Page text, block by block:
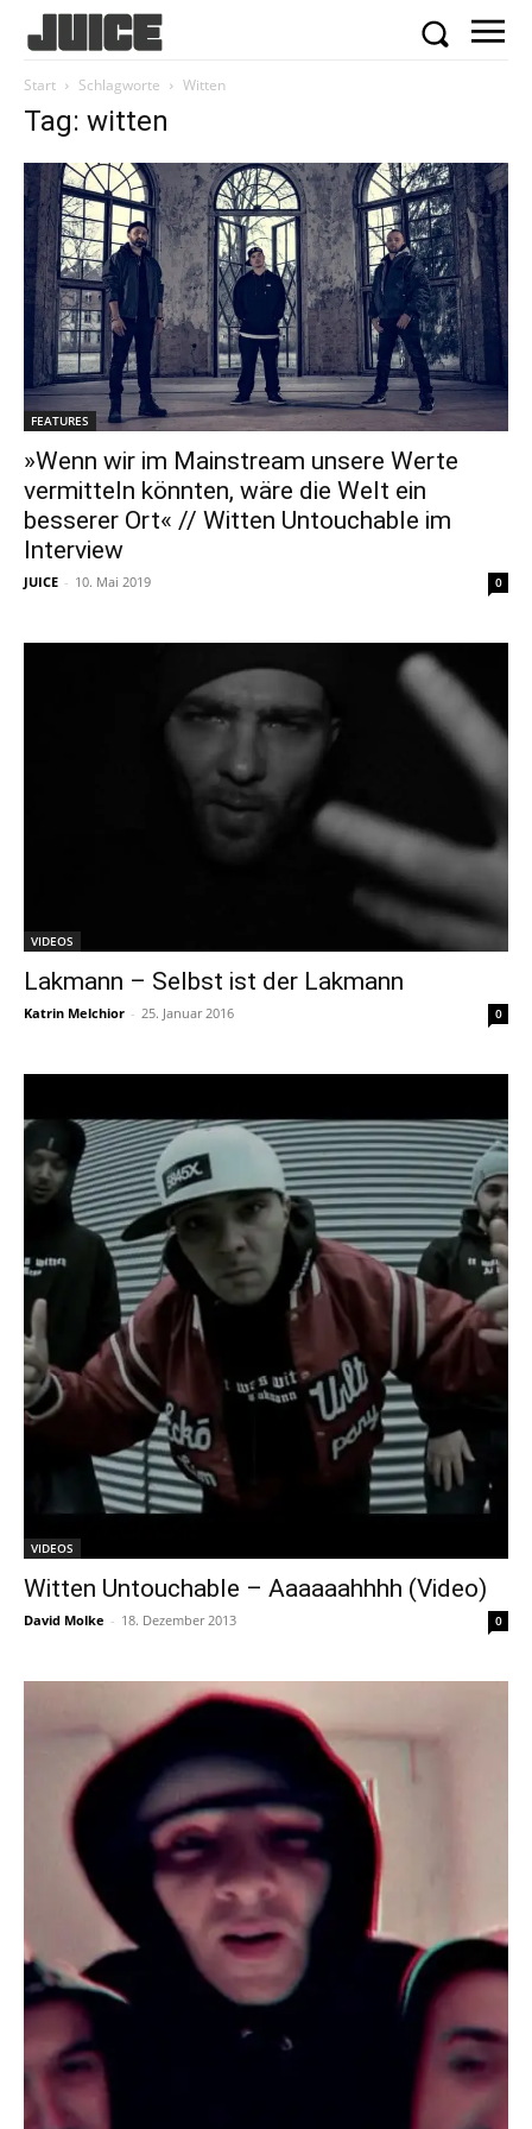
Start Schlagworte Witten
Tag: witten
FEATURES
»Wenn wir im Mainstream unsere Werte
vermitteln könnten, wäre die Welt ein
besserer Ort« // Witten Untouchable im
Interview
JUICE - 10. Mai 2019 0
VIDEOS
Lakmann – Selbst ist der Lakmann
Katrin Melchior - 25. Januar 2016 0
VIDEOS
Witten Untouchable – Aaaaaahhhh (Video)
David Molke - 18. Dezember 2013 0